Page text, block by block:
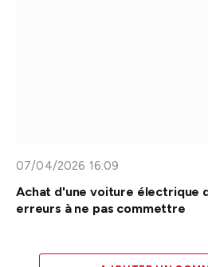
07/04/2026 16:09
Achat d'une voiture électrique
erreurs à ne pas commettre